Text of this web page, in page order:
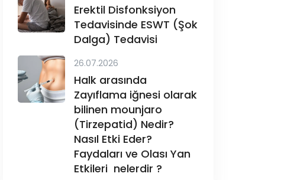
Erektil Disfonksiyon
Tedavisinde ESWT (Şok
Dalga) Tedavisi
26.07.2026
Halk arasında
Zayıflama iğnesi olarak
bilinen mounjaro
(Tirzepatid) Nedir?
Nasıl Etki Eder?
Faydaları ve Olası Yan
Etkileri nelerdir ?